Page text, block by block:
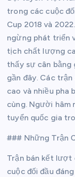
trong các cuộc
Cup 2018 và
ngừng phát triển
tịch chất lượng
thấy sự cân bằng
gần đây. Các
cao và nhiều pha
cùng. Người hâm
tuyển quốc gia
### Những Trận
Trận bán kết lượt
cuộc đối đầu